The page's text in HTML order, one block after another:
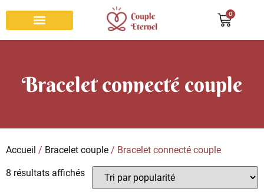
0
Bracelet connecté couple
Accueil / Bracelet couple / Bracelet connecté couple
8 résultats affichés